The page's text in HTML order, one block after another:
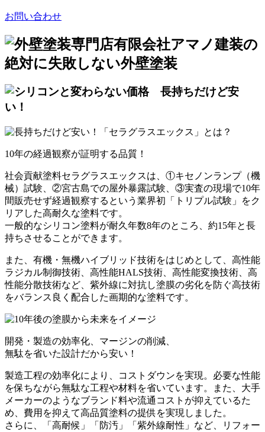
お問い合わせ
10年の経過観察が証明する品質！
社会貢献塗料セラグラスエックスは、①キセノンランプ（機
械）試験、②宮古島での屋外暴露試験、③実査の現場で10年
間販売せず経過観察するという 業界初「トリプル試験」をク
リアした高耐久な塗料です。
一般的なシリコン塗料が耐久年数8年のところ、約15年と長
持ちさせることができます。
また、有機・無機ハイブリッド技術をはじめとして、高性能
ラジカル制御技術、高性能HALS技術、高性能変換技術、高
性能分散技術など、 紫外線に対抗し塗膜の劣化を防ぐ高技術
をバランス良く配合した画期的な塗料です。
開発・製造の効率化、マージンの削減、
無駄を省いた設計だから安い！
製造工程の効率化により、コストダウンを実現。必要な性能
を保ちながら無駄な工程や材料を省いています。また、大手
メーカーのようなブランド料や流通コストが抑えているた
め、 費用を抑えて高品質塗料の提供を実現 しました。
さらに、「高耐候」「防汚」「紫外線耐性」など、リフォー